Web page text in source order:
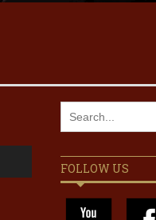
FOLLOW US